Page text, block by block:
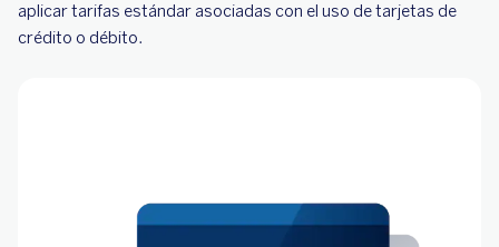
aplicar tarifas estándar asociadas con el uso de tarjetas de
crédito o débito.